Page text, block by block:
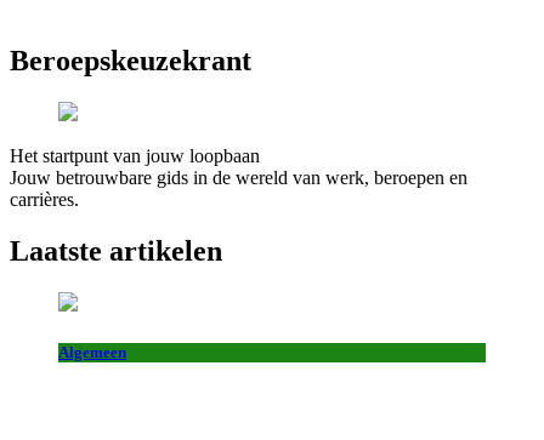
Beroepskeuzekrant
Het startpunt van jouw loopbaan
Jouw betrouwbare gids in de wereld van werk, beroepen en
carrières.
Laatste artikelen
Algemeen